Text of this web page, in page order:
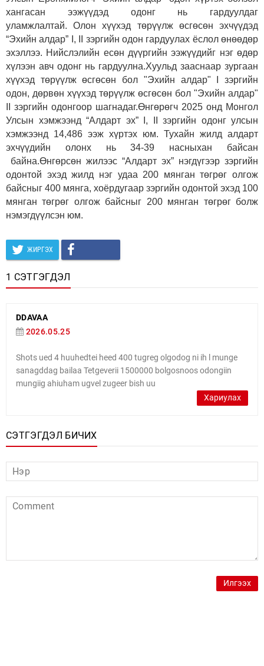
хангасан ээжүүдэд одонг нь гардуулдаг
уламжлалтай.Олон хүүхэд төрүүлж өсгөсөн эхчүүдэд
“Эхийн алдар” I, II зэргийн одон гардуулах ёслол өнөөдөр
эхэллээ. Нийслэлийн есөн дүүргийн ээжүүдийг нэг өдөр
хүлээн авч одонг нь гардуулна.Хуульд зааснаар зургаан
хүүхэд төрүүлж өсгөсөн бол "Эхийн алдар" I зэргийн
одон, дөрвөн хүүхэд төрүүлж өсгөсөн бол "Эхийн алдар"
II зэргийн одонгоор шагнадаг.Өнгөрөгч 2025 онд Монгол
Улсын хэмжээнд “Алдарт эх” I, II зэргийн одонг улсын
хэмжээнд 14,486 ээж хүртэх юм. Тухайн жилд алдарт
эхчүүдийн олонх нь 34-39 насныхан байсан
байна.Өнгөрсөн жилээс “Алдарт эх” нэгдүгээр зэргийн
одонтой эхэд жилд нэг удаа 200 мянган төгрөг олгож
байсныг 400 мянга, хоёрдугаар зэргийн одонтой эхэд 100
мянган төгрөг олгож байсныг 200 мянган төгрөг болж
нэмэгдүүлсэн юм.
ЖИРГЭХ
1 СЭТГЭГДЭЛ
DDAVAA
2026.05.25
Shots ued 4 huuhedtei heed 400 tugreg olgodog ni ih l munge
sanagddag bailaa Tetgeverii 1500000 bolgosnoos odongiin
mungiig ahiuham ugvel zugeer bish uu
Хариулах
СЭТГЭГДЭЛ БИЧИХ
Илгээх